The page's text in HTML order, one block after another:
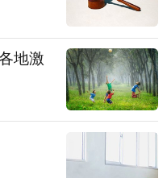
地激